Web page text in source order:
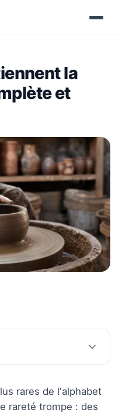
la
et
un K
les métiers
rares de l'alphabet
rareté trompe : des